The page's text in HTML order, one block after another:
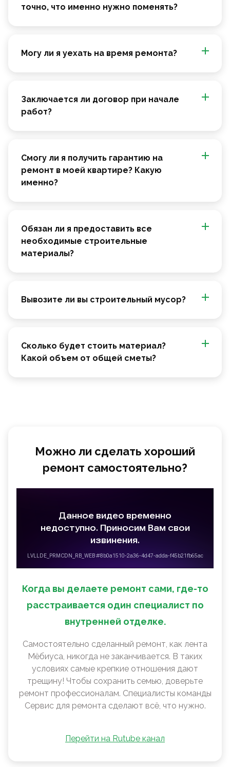
точно, что именно нужно поменять?
Могу ли я уехать на время ремонта?
Заключается ли договор при начале
работ?
Смогу ли я получить гарантию на
ремонт в моей квартире? Какую
именно?
Обязан ли я предоставить все
необходимые строительные
материалы?
Вывозите ли вы строительный мусор?
Сколько будет стоить материал?
Какой объем от общей сметы?
Можно ли сделать хороший
ремонт самостоятельно?
Когда вы делаете ремонт сами, где-то
расстраивается один специалист по
внутренней отделке.
Самостоятельно сделанный ремонт, как лента
Мëбиуса, никогда не заканчивается. В таких
условиях самые крепкие отношения дают
трещину! Чтобы сохранить семью, доверьте
ремонт профессионалам. Специалисты команды
Сервис для ремонта сделают всё, что нужно.
Перейти на Rutube канал